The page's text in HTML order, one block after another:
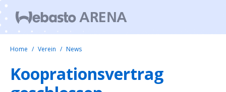
Home Verein News
Kooprationsvertrag